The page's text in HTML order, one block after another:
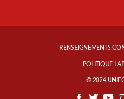
Footer
RENSEIGNEMENTS
POLITIQUE
© 2024